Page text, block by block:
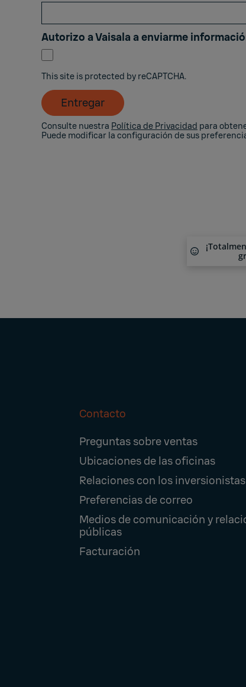
Autorizo ​​a Vaisala a enviarme
This site is protected by reCAPTCHA.
Entregar
Consulte nuestra Política de Privacidad para
Puede modificar la configuración de sus
Footer
Navigation
Contacto
Preguntas sobre ventas
Ubicaciones de las oficinas
Relaciones con los inversionistas
Preferencias de correo
Medios de comunicación y
públicas
Facturación